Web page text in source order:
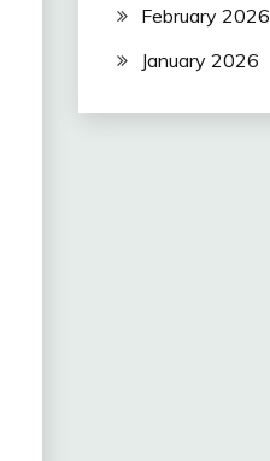
February 2026
January 2026